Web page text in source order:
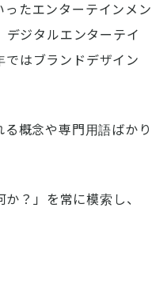
たエンターテインメン
デジタルエンターテイ
ではブランドデザイン
概念や専門用語ばかり
？」を常に模索し、